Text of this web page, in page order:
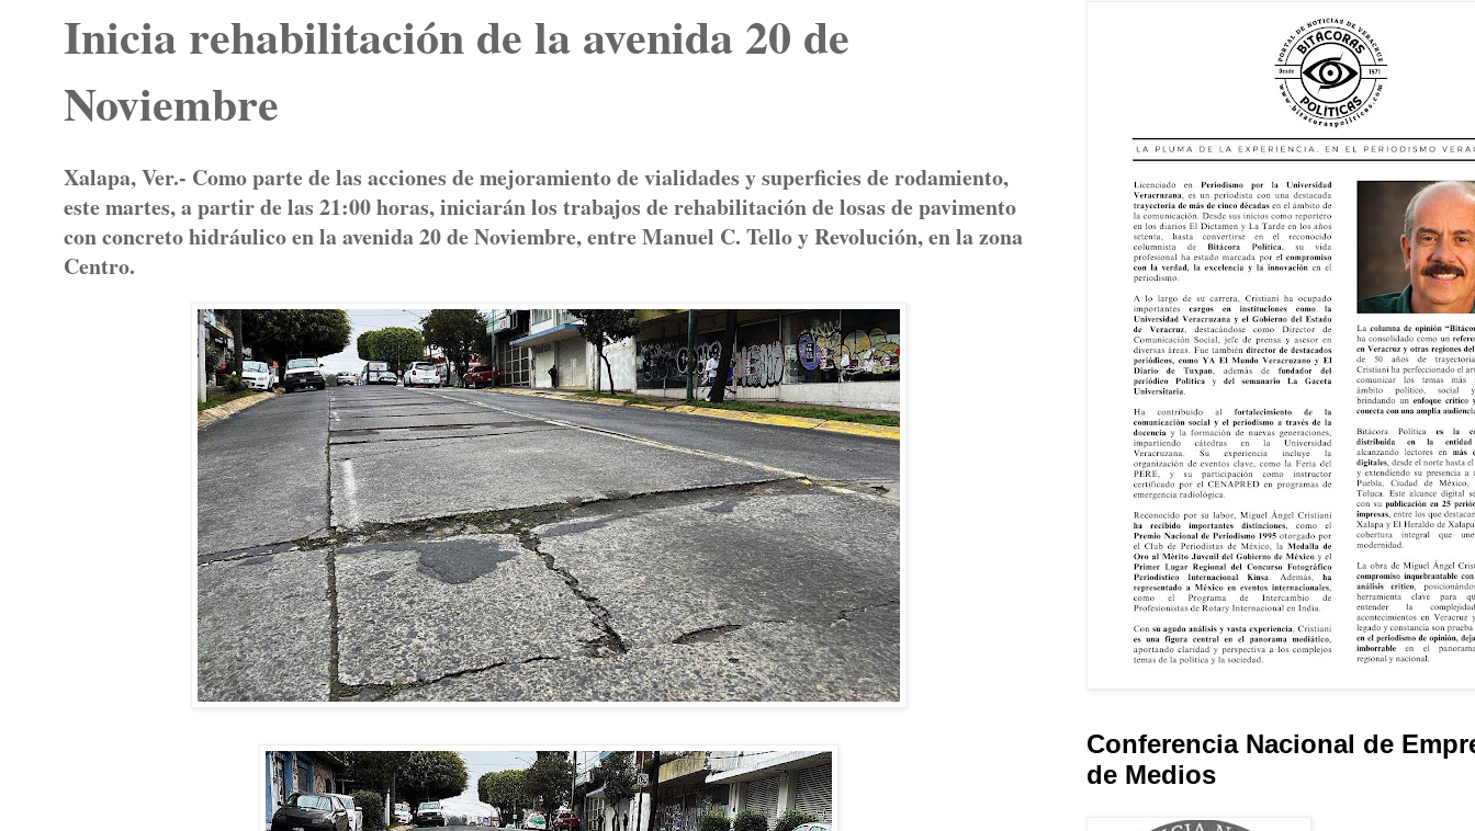
Inicia rehabilitación de la avenida 20 de
Noviembre
Xalapa, Ver.- Como parte de las acciones de mejoramiento de vialidades y superficies de rodamiento,
este martes, a partir de las 21:00 horas, iniciarán los trabajos de rehabilitación de losas de pavimento
con concreto hidráulico en la avenida 20 de Noviembre, entre Manuel C. Tello y Revolución, en la zona
Centro.
Conferencia Nacional de
de Medios